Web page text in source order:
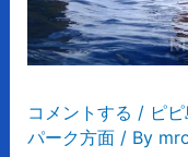
コメントする / ピ
パーク方面/ By